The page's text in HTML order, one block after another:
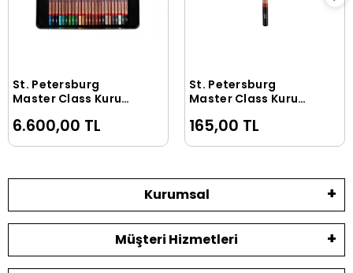
Sepete Ekle
St. Petersburg
Master Class Kuru
Metal Kutu
6.600,00 TL
Sepete Ekle
St. Petersburg
Master Class Kuru
165,00 TL
Kurumsal
Müşteri Hizmetleri